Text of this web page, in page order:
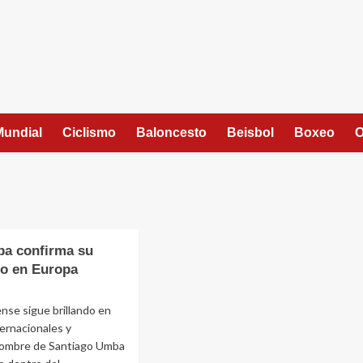
Ciclismo Baloncesto Beisbol Boxeo
confirma su
en Europa
sigue brillando en
y
de Santiago Umba